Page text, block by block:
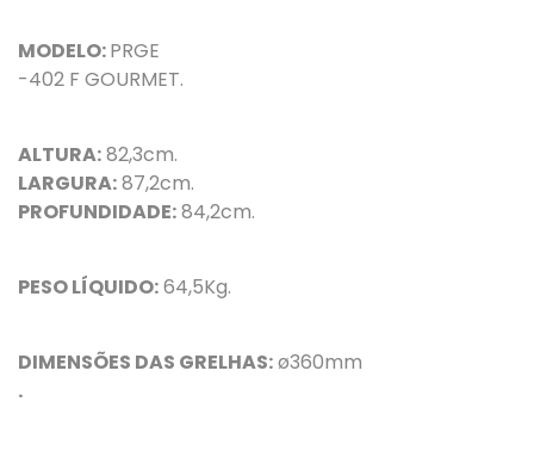
MODELO:PRGE
-402 F GOURMET.
ALTURA:82,3cm.
LARGURA:87,2cm.
PROFUNDIDADE:84,2cm.
PESO LÍQUIDO:64,5Kg.
DIMENSÕES DAS GRELHAS:ø360mm
.